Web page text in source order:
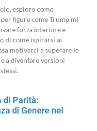
esploro come
figure come Trump mi
forza interiore e
di come ispirarsi ai
motivarci a superare le
a diventare versioni
di Parità:
di Genere nel